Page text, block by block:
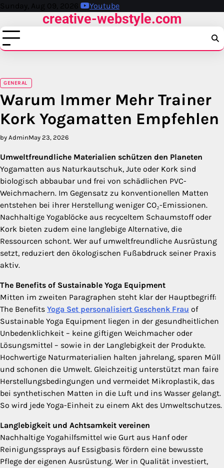
Skip
content
Sunday, Aug 09, 2026 Youtube
creative-webstyle.com
GENERAL
Warum Immer Mehr Trainer
Kork Yogamatten Empfehlen
by AdminMay 23, 2026
Umweltfreundliche Materialien schützen den Planeten
Yogamatten aus Naturkautschuk, Jute oder Kork sind
biologisch abbaubar und frei von schädlichen PVC-
Weichmachern. Im Gegensatz zu konventionellen Matten
entstehen bei ihrer Herstellung weniger CO₂-Emissionen.
Nachhaltige Yogablöcke aus recyceltem Schaumstoff oder
Kork bieten zudem eine langlebige Alternative, die
Ressourcen schont. Wer auf umweltfreundliche Ausrüstung
setzt, reduziert den ökologischen Fußabdruck seiner Praxis
aktiv.
The Benefits of Sustainable Yoga Equipment
Mitten im zweiten Paragraphen steht klar der Hauptbegriff:
The Benefits Yoga Set personalisiert Geschenk Frau of
Sustainable Yoga Equipment liegen in der gesundheitlichen
Unbedenklichkeit – keine giftigen Weichmacher oder
Lösungsmittel – sowie in der Langlebigkeit der Produkte.
Hochwertige Naturmaterialien halten jahrelang, sparen Müll
und schonen die Umwelt. Gleichzeitig unterstützt man faire
Herstellungsbedingungen und vermeidet Mikroplastik, das
bei synthetischen Matten in die Luft und ins Wasser gelangt.
So wird jede Yoga-Einheit zu einem Akt des Umweltschutzes.
Langlebigkeit und Achtsamkeit vereinen
Nachhaltige Yogahilfsmittel wie Gurt aus Hanf oder
Reinigungssprays auf Essigbasis fördern eine bewusste
Pflege der eigenen Ausrüstung. Wer in Qualität investiert,